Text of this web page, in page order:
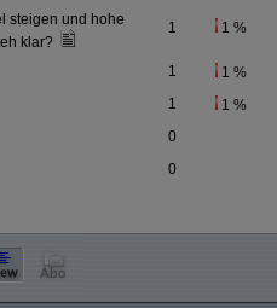
steigen und hohe
klar?
1 1 %
1 1 %
1 1 %
0
0